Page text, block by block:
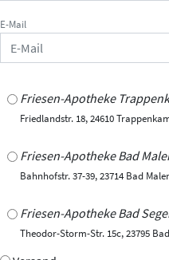
E-Mail
Friesen-Apotheke
Friedlandstr. 18, 24610
Friesen-Apotheke Bad
Bahnhofstr. 37-39, 23714 Bad
Friesen-Apotheke Bad
Theodor-Storm-Str. 15c, 23795